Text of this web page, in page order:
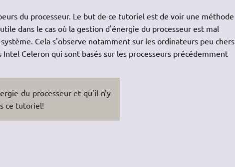
du processeur. Le but de ce tutoriel est de voir une méthode
dans le cas où la gestion d'énergie du processeur est mal
Cela s'observe notamment sur les ordinateurs peu chers
Celeron qui sont basés sur les processeurs précédemment
du processeur et qu'il n'y
ce tutoriel!